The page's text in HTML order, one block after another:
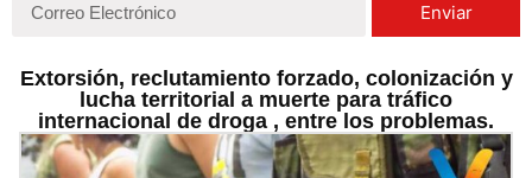
Enviar
Extorsión, reclutamiento forzado, colonización y
lucha territorial a muerte para tráfico
internacional de droga , entre los problemas.